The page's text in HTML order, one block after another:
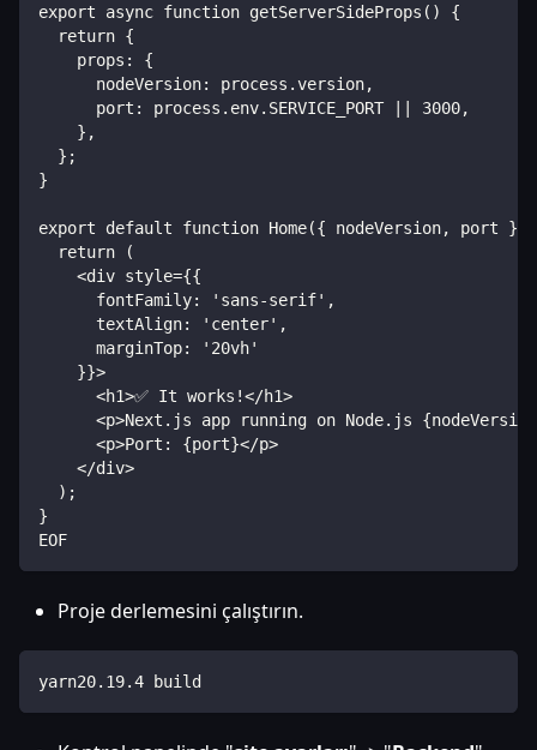
export async function getServerSideProps() {
  return {
    props: {
      nodeVersion: process.version,
      port: process.env.SERVICE_PORT || 3000,
    },
  };
}
export default function Home({ nodeVersion, port })
  return (
    <div style={{
      fontFamily: 'sans-serif',
      textAlign: 'center',
      marginTop: '20vh'
    }}>
      <h1>✅ It works!</h1>
<p>Next.js app running on Node.js
      <p>Port: {port}</p>
    </div>
  );
}
EOF
Proje derlemesini çalıştırın.
yarn20.19.4 build